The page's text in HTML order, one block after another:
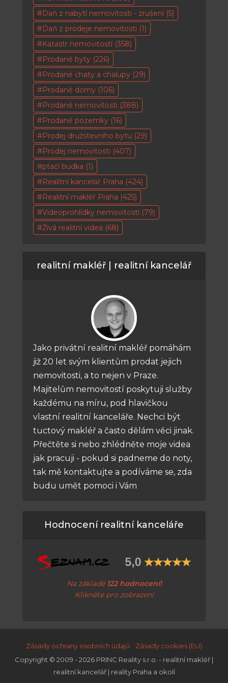
Daň z nabytí nemovitosti - zrušení(5)
Daň z prodeje nemovitosti (1)
Katastr nemovitostí(358)
Prodané byty (226)
Prodané chaty a chalupy (29)
Prodané domy (106)
Prodané nemovitosti (388)
Prodané pozemky (16)
Prodej družstevního bytu (29)
Prodej nemovitosti (407)
ptačí budka (1)
Realitní kancelář Praha (424)
Realitní makléř Praha (425)
Videoprohlídky nemovitostí(79)
Živá realitní videa (68)
realitní makléř | realitní kancelář
Jako privátní realitní makléř pomáhám
již 20 let svým klientům prodat jejich
nemovitosti, a to nejen v Praze.
Majitelům nemovitostí poskytuji služby
každému na míru, pod hlavičkou
vlastní realitní kanceláře. Nechci být
tuctový makléř a často dělám věci jinak.
Přečtěte si nebo zhlédněte moje videa
jak pracuji - pokud si padneme do noty,
tak mě kontaktujte a podíváme se, zda
budu umět pomoci i Vám
Hodnocení realitní kanceláře
Na základě 122 hodnocení!
Klikněte pro zobrazení
Zásady ochrany osobních údajů
Zásady cookies (EU)
Copyright © 2009 - 2026 PRINC Reality s.r.o. - realitní makléř |
realitní kancelář | reality Praha a okolí